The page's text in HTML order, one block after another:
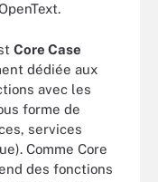
Core Case
dédiée aux
avec les
forme de
services
Comme Core
des fonctions